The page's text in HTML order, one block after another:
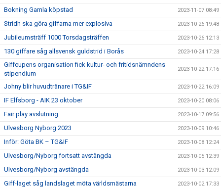
Bokning Gamla köpstad 2023-11-07 08:49
Stridh ska göra giffarna mer explosiva 2023-10-26 19:48
Jubileumsträff 1000 Torsdagsträffen 2023-10-26 12:13
130 giffare såg allsvensk guldstrid i Borås 2023-10-24 17:28
Giffcupens organisation fick kultur- och fritidsnämndens
stipendium
2023-10-22 17:16
Johny blir huvudtränare i TG&IF 2023-10-22 16:09
IF Elfsborg - AIK 23 oktober 2023-10-20 08:06
Fair play avslutning 2023-10-17 09:56
Ulvesborg Nyborg 2023 2023-10-09 10:46
Inför: Göta BK – TG&IF 2023-10-08 12:24
Ulvesborg/Nyborg fortsatt avstängda 2023-10-05 12:39
Ulvesborg/Nyborg avstängda 2023-10-03 12:09
Giff-laget såg landslaget möta världsmästarna 2023-10-02 17:33